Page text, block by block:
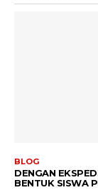
BLOG
DENGAN
BENTUK SISWA